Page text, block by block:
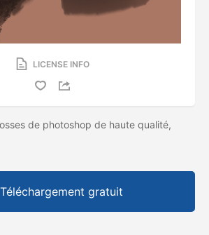
LICENSE INFO
de photoshop de haute qualité,
Téléchargement gratuit